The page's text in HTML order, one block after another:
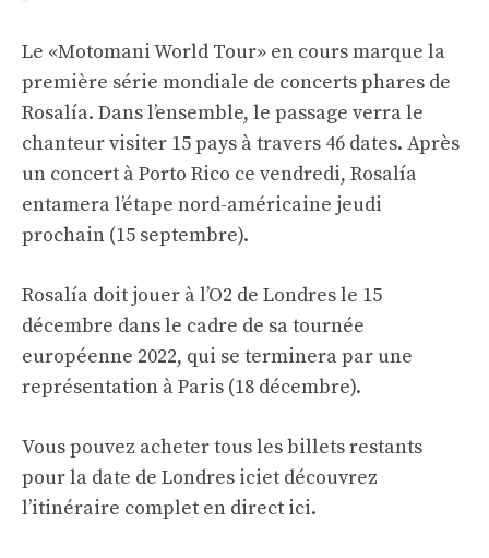
Le «Motomani World Tour» en cours marque la
première série mondiale de concerts phares de
Rosalía. Dans l’ensemble, le passage verra le
chanteur visiter 15 pays à travers 46 dates. Après
un concert à Porto Rico ce vendredi, Rosalía
entamera l’étape nord-américaine jeudi
prochain (15 septembre).
Rosalía doit jouer à l’O2 de Londres le 15
décembre dans le cadre de sa tournée
européenne 2022, qui se terminera par une
représentation à Paris (18 décembre).
Vous pouvez acheter tous les billets restants
pour la date de Londres iciet découvrez
l’itinéraire complet en direct ici.